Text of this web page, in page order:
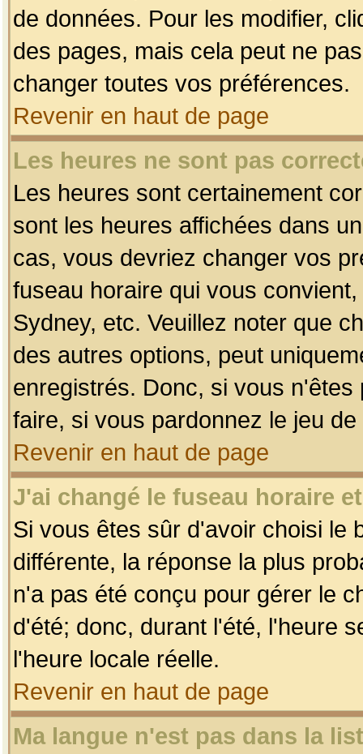
de données. Pour les modifier,
des pages, mais cela peut ne
changer toutes vos préférences.
Revenir en haut de page
Les heures ne sont pas
Les heures sont certainement
sont les heures affichées dans
cas, vous devriez changer vos
fuseau horaire qui vous
Sydney, etc. Veuillez noter que
des autres options, peut
enregistrés. Donc, si vous
faire, si vous pardonnez le jeu
Revenir en haut de page
J'ai changé le fuseau horaire
Si vous êtes sûr d'avoir choisi le
différente, la réponse la plus
n'a pas été conçu pour gérer le
d'été; donc, durant l'été, l'heure
l'heure locale réelle.
Revenir en haut de page
Ma langue n'est pas dans la